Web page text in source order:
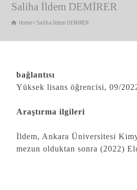
Saliha İldem DEMİRER
Home Saliha İldem DEMİRER
bağlantısı
Yüksek lisans öğrencisi, 09/
Araştırma ilgileri
İldem, Ankara Üniversitesi
mezun olduktan sonra (2022)